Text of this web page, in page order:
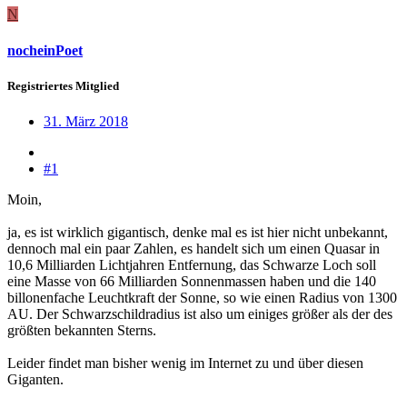
N
nocheinPoet
Registriertes Mitglied
31. März 2018
#1
Moin,
ja, es ist wirklich gigantisch, denke mal es ist hier nicht unbekannt,
dennoch mal ein paar Zahlen, es handelt sich um einen Quasar in
10,6 Milliarden Lichtjahren Entfernung, das Schwarze Loch soll
eine Masse von 66 Milliarden Sonnenmassen haben und die 140
billonenfache Leuchtkraft der Sonne, so wie einen Radius von 1300
AU. Der Schwarzschildradius ist also um einiges größer als der des
größten bekannten Sterns.
Leider findet man bisher wenig im Internet zu und über diesen
Giganten.